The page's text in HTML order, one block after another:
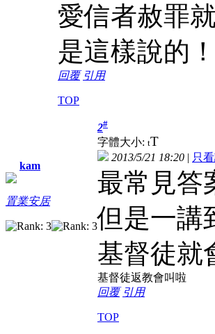
愛信者赦罪
是這樣說的！
回覆 引用
TOP
kam
置業安居
2#
字體大小: tT
2013/5/21 18:20 | 只
最常見答
但是一講
基督徒就
基督徒返教會叫啦
回覆 引用
TOP